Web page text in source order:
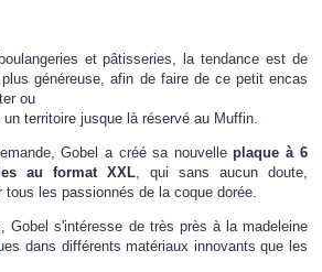
et pâtisseries, la tendance est de
généreuse, afin de faire de ce petit encas
ou
territoire jusque là réservé au Muffin.
Gobel a créé sa nouvelleplaque à 6
au format XXL, qui sans aucun doute,
tous les passionnés de la coque dorée.
Gobel s'intéresse de très près à la madeleine
dans différents matériaux innovants que les